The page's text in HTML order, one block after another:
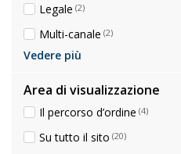
Legale (2)
Multi-canale (2)
Vedere più
Area di visualizzazione
Il percorso d’ordine (4)
Su tutto il sito (20)